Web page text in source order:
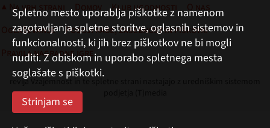
▲ Na vrh strani Domov Klub ugodnosti
O nas
Oglaševanje
Pogoji rabe, zasebnost in piškotki
Pravila nagradne igre
revija Vzajemnost in te spletne strani nastajajo z uredniškim sistemom
Spletno mesto uporablja piškotke z namenom
zagotavljanja spletne storitve, oglasnih sistemov in
funkcionalnosti, ki jih brez piškotkov ne bi mogli
nuditi. Z obiskom in uporabo spletnega mesta
soglašate s piškotki.